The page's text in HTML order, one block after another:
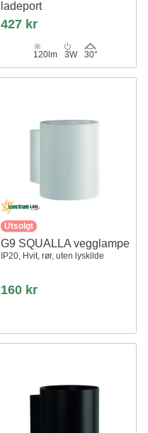
ladeport
CREE chip, sort, inkl. lyskilde
427 kr
120lm 3W 30°
Utsolgt
G9 SQUALLA vegglampe
IP20, Hvit, rør, uten lyskilde
160 kr